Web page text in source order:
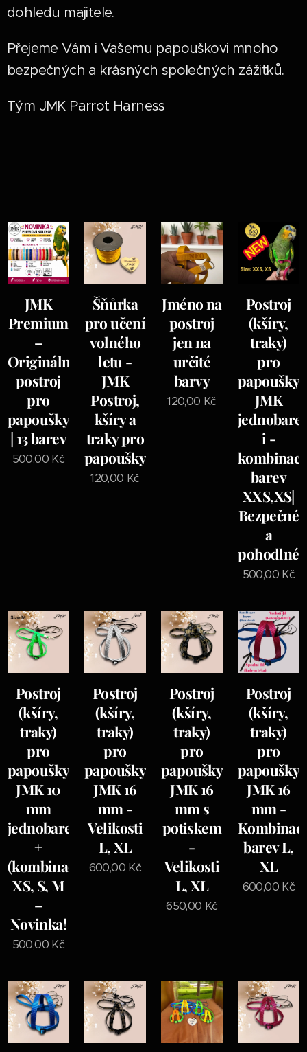
dohledu majitele.
Přejeme Vám i Vašemu papouškovi mnoho
bezpečných a krásných společných zážitků.
Tým JMK Parrot Harness
JMK
Premium
–
Originální
postroj
pro
papoušky
| 13 barev
500,00 Kč
Šňůrka
pro učení
volného
letu -
JMK
Postroj,
kšíry a
traky pro
papoušky
120,00 Kč
Jméno na
postroj
jen na
určité
barvy
120,00 Kč
Postroj
(kšíry,
traky)
pro
papoušky
JMK
i -
kombinace
barev
XXS,XS|
Bezpečné
a
pohodlné
500,00 Kč
Postroj
(kšíry,
traky)
pro
papoušky
JMK 10
mm
jednobarevný
+
(kombinace)
XS, S, M
–
Novinka!
500,00 Kč
Postroj
(kšíry,
traky)
pro
papoušky
JMK 16
mm -
Velikosti
L, XL
600,00 Kč
Postroj
(kšíry,
traky)
pro
papoušky
JMK 16
mm s
potiskem
-
Velikosti
L, XL
650,00 Kč
Postroj
(kšíry,
traky)
pro
papoušky
JMK 16
mm -
barev L,
XL
600,00 Kč